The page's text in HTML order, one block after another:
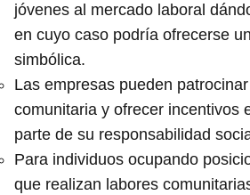
jóvenes al mercado laboral
en cuyo caso podría ofrecerse
simbólica.
Las empresas pueden
comunitaria y ofrecer incentivos
parte de su responsabilidad
Para individuos ocupando
que realizan labores